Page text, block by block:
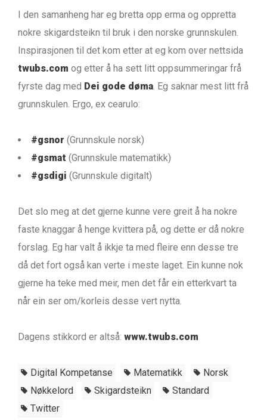
I den samanheng har eg bretta opp erma og oppretta
nokre skigardsteikn til bruk i den norske grunnskulen.
Inspirasjonen til det kom etter at eg kom over nettsida
twubs.com og etter å ha sett litt oppsummeringar frå
fyrste dag med Dei gode døma. Eg saknar mest litt frå
grunnskulen. Ergo, ex cearulo:
#gsnor (Grunnskule norsk)
#gsmat (Grunnskule matematikk)
#gsdigi (Grunnskule digitalt)
Det slo meg at det gjerne kunne vere greit å ha nokre
faste knaggar å henge kvittera på, og dette er då nokre
forslag. Eg har valt å ikkje ta med fleire enn desse tre
då det fort også kan verte i meste laget. Ein kunne nok
gjerne ha teke med meir, men det får ein etterkvart ta
når ein ser om/korleis desse vert nytta.
Dagens stikkord er altså: www.twubs.com
Digital Kompetanse Matematikk
Norsk
Nøkkelord
Skigardsteikn
Standard
Twitter